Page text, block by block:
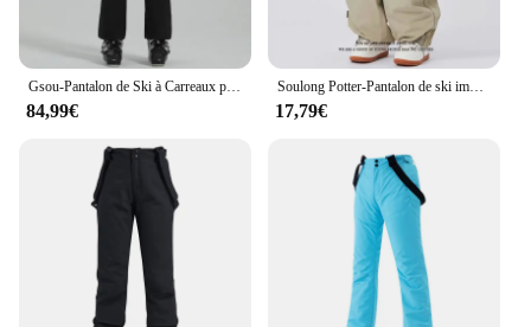
84,99€
Soulong Potter-Pantalon de ski imperméable à une planche pour homme et femme, pantalon décontracté pour les activités de plein air, Oupilladt Fit
17,79€